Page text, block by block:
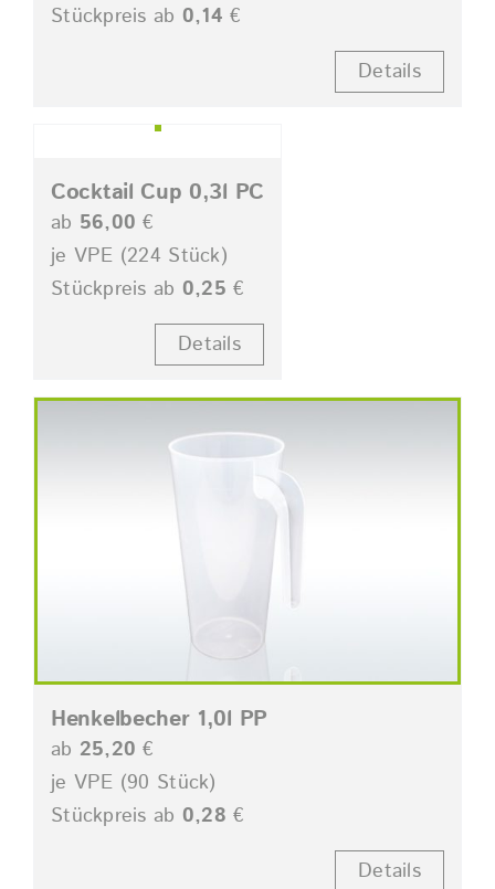
Stückpreis ab 0,14 €
Details
Cocktail Cup 0,3l PC
ab 56,00 €
je VPE (224 Stück)
Stückpreis ab 0,25 €
Details
Henkelbecher 1,0l PP
ab 25,20 €
je VPE (90 Stück)
Stückpreis ab 0,28 €
Details